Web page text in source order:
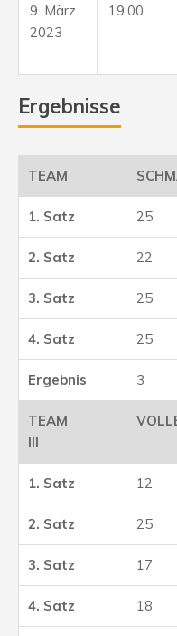
9. März
2023
19:00
Ergebnisse
25
22
25
25
3
III
12
25
17
18